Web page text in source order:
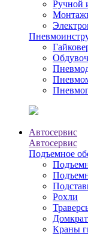
Ручной
Автосервис
Автосервис
Подъемное
Рохли
Краны